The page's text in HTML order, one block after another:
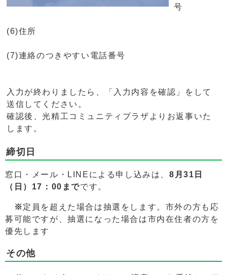
号
(6)住所
(7)連絡のつきやすい電話番号
入力が終わりましたら、「入力内容を確認」をして
送信してください。
確認後、光精工コミュニティプラザよりお返事いた
します。
締切日
窓口・メール・LINEによる申し込みは、 8 月31日
（日）17：00までです。
※定員を超えた場合は抽選をします。市外の方も応
募可能ですが、抽選になった場合は市内在住者の方を
優先します
その他